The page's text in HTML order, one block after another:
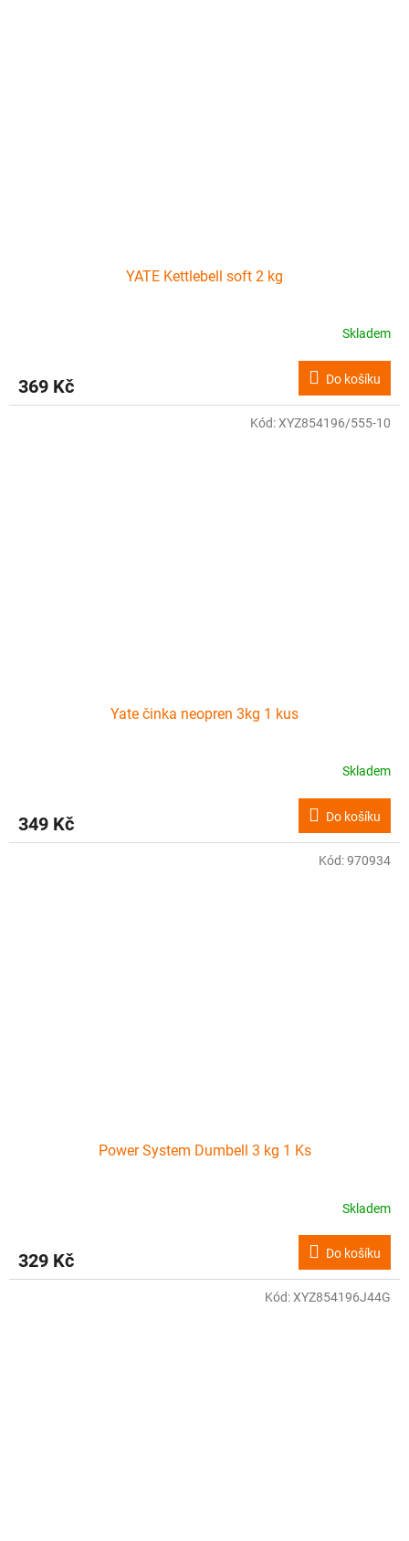
YATE Kettlebell soft 2 kg
Skladem
369 Kč Do košíku
Yate činka neopren 3kg 1 kus
Skladem
349 Kč Do košíku
Kód:XYZ854196/555-10
Power System Dumbell 3 kg 1 Ks
Skladem
329 Kč Do košíku
Kód:970934
Kód:XYZ854196J44G